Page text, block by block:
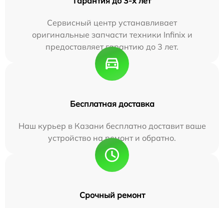
Сервисный центр устанавливает
оригинальные запчасти техники Infinix и
предоставляет гарантию до 3 лет.
Бесплатная доставка
Наш курьер в Казани бесплатно доставит ваше
устройство на ремонт и обратно.
Срочный ремонт